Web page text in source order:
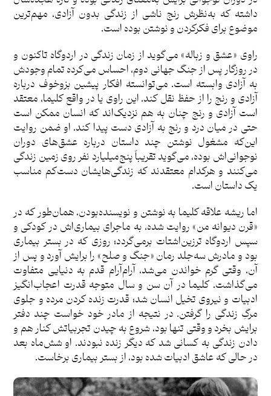
داشته که به‌نظرش رنج ناشی از زندگی بدون آزادی، مهم‌ترین
موضوع برای فکرکردن و نوشتن بوده است.
راوی «عشق و زباله» می‌گوید از زمان زندگی در اردوگاه تاکنون و
در روزگار پس از جنگ جهانی دوم، احساس می‌کرده تمام وجودش
به آزادی وابسته است. می‌توانسته افکار پیشین بزوخوف درباره
آزادی و رنج را از حفظ نقل کند. این راوی یا در واقع کلیما، معتقد
است آزادی و رنج چنان به هم نزدیک‌اند که انسان ممکن است
حتی در میان درد و رنج به آزادی دست پیدا کند. او ضمن روایت
این‌که مشغول نوشتن چند داستان درباره عشق‌های دوران
نوجوانی‌اش بوده، می‌گوید تقریباً پنج‌میلیارد نفر روی زمین زندگی
می‌کنند و هرکدام معتقدند که زندگی‌هایشان دست‌کم مناسب
یک داستان است.
اما ریشه علاقه کلیما به نوشتن و نویسنده‌بودن، همان‌طور که در
«قرن دیوانه من» روایت شده، به ماجرای بیماری‌اش در کودکی و
سپس اردوگاه ترزین‌اشتات برمی‌گردد؛ روزی که در بستر بیماری
بود و مادرش سه‌جلد رمان «جنگ و صلح» را برایش آورد و پس از
آن، وقتی گرم خواندن می‌شد، آرام‌آرام قدم به دنیایی متفاوت
می‌گذاشت. کلیما در آن سن و سال متوجه قدرت اعجاب‌انگیز
ادبیات و نیروی تخیل انسان شد؛ قدرت زنده کردن مرده و جلوی
مرگِ زندگی را گرفتن. در نتیجه از مادر خود خواست چند دفتر
برایش بخرد و وقتی تنها بود، شروع به چیدن تجربیاتش کنار هم و
دادن زندگی به کسانی شد که دیگر زنده نبودند. او شش‌ماه بعد
در حالی که عاشق ادبیات شده بود، از بستر بیماری برخاست.